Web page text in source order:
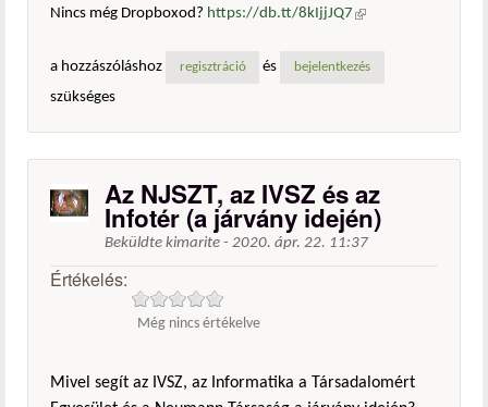
Nincs még Dropboxod? https://db.tt/8kIjjJQ7 (külső
a hozzászóláshoz
regisztráció és bejelentkezés
szükséges
Az NJSZT, az IVSZ és az
Infotér (a járvány idején)
Beküldte kimarite - 2020. ápr. 22. 11:37
Értékelés:
Még nincs értékelve
Mivel segít az IVSZ, az Informatika a Társadalomért